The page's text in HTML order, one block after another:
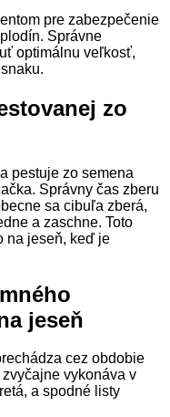
pre zabezpečenie
Správne
optimálnu veľkosť,
zo
pestuje zo semena
Správny čas zberu
sa cibuľa zberá,
a zaschne. Toto
na jeseň, keď je
jeseň
cez obdobie
vykonáva v
a spodné listy